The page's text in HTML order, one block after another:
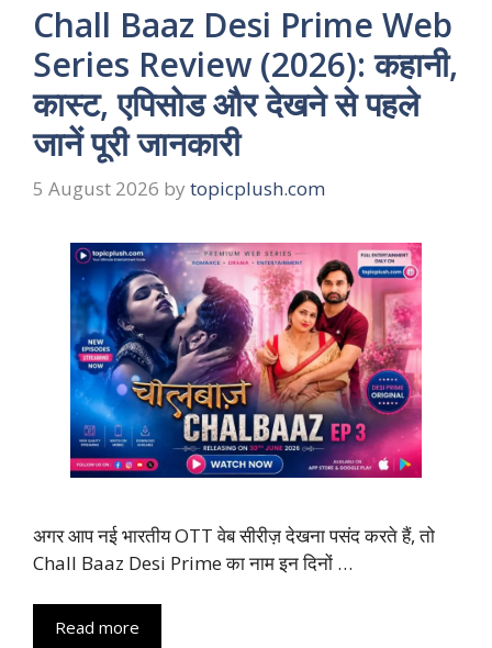
Chall Baaz Desi Prime Web
Series Review (2026): कहानी,
कास्ट, एपिसोड और देखने से पहले
जानें पूरी जानकारी
5 August 2026 by topicplush.com
अगर आप नई भारतीय OTT वेब सीरीज़ देखना पसंद करते हैं, तो
Chall Baaz Desi Prime का नाम इन दिनों …
Read more